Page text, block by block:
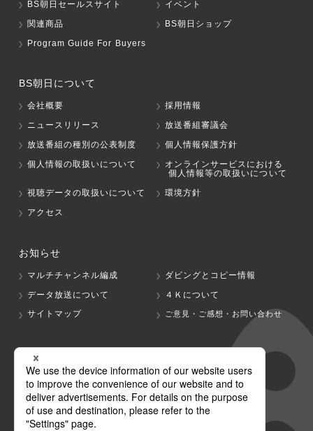
BS朝日セールスサイト
イベント
関連商品
BS朝日ショップ
Program Guide For Buyers
BS朝日について
会社概要
採用情報
ニュースリリース
放送番組審議会
放送番組の種別の公表制度
個人情報保護方針
個人情報の取扱いについて
オンラインサービスにおける
個人情報等の取扱いについて
視聴データの取扱いについて
環境方針
アクセス
お知らせ
マルチチャンネル編成
ダビングとコピー情報
データ放送について
４Ｋについて
サイトマップ
ご意見・ご感想・お問い合わせ
グループ会社
テレビ朝日 テレ朝チャンネル